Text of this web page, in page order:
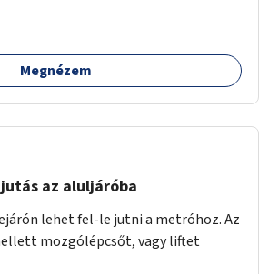
igaz
Megnézem
az aluljáróba
lehet fel-le jutni a metróhoz. Az
mozgólépcsőt, vagy liftet